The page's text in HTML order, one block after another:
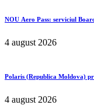
NOU Aero Pass: serviciul
4 august 2026
Polaris (Republica Moldova)
4 august 2026